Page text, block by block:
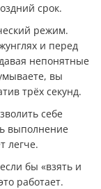
срок.
режим.
и перед
непонятные
вы
трёх секунд.
себе
выполнение
легче.
бы «взять и
работает.